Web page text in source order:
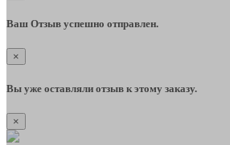
Ваш Отзыв успешно отправлен.
×
Вы уже оставляли отзыв к этому заказу.
×